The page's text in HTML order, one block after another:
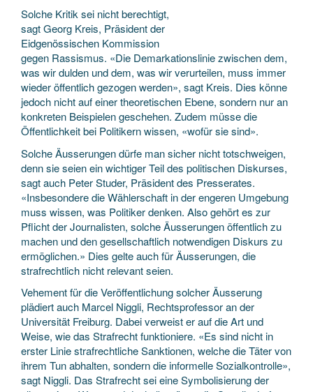
Solche Kritik sei nicht berechtigt,
sagt Georg Kreis, Präsident der
Eidgenössischen Kommission
gegen Rassismus. «Die Demarkationslinie zwischen dem,
was wir dulden und dem, was wir verurteilen, muss immer
wieder öffentlich gezogen werden», sagt Kreis. Dies könne
jedoch nicht auf einer theoretischen Ebene, sondern nur an
konkreten Beispielen geschehen. Zudem müsse die
Öffentlichkeit bei Politikern wissen, «wofür sie sind».
Solche Äusserungen dürfe man sicher nicht totschweigen,
denn sie seien ein wichtiger Teil des politischen Diskurses,
sagt auch Peter Studer, Präsident des Presserates.
«Insbesondere die Wählerschaft in der engeren Umgebung
muss wissen, was Politiker denken. Also gehört es zur
Pflicht der Journalisten, solche Äusserungen öffentlich zu
machen und den gesellschaftlich notwendigen Diskurs zu
ermöglichen.» Dies gelte auch für Äusserungen, die
strafrechtlich nicht relevant seien.
Vehement für die Veröffentlichung solcher Äusserung
plädiert auch Marcel Niggli, Rechtsprofessor an der
Universität Freiburg. Dabei verweist er auf die Art und
Weise, wie das Strafrecht funktioniere. «Es sind nicht in
erster Linie strafrechtliche Sanktionen, welche die Täter von
ihrem Tun abhalten, sondern die informelle Sozialkontrolle»,
sagt Niggli. Das Strafrecht sei eine Symbolisierung der